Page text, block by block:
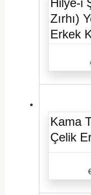
Zırhı)
Erkek
Kama
Çelik